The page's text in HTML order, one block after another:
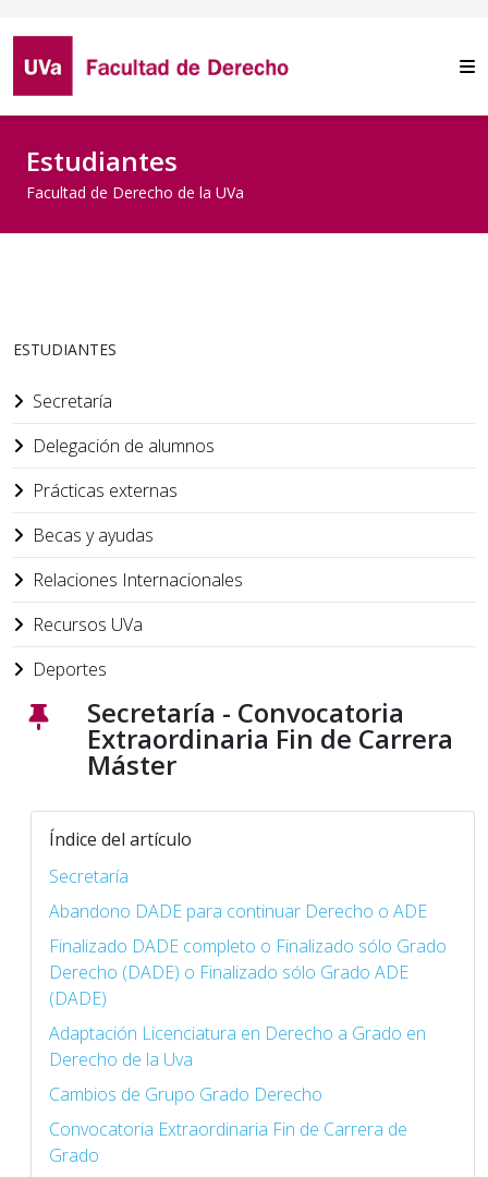
Estudiantes
Facultad de Derecho de la UVa
ESTUDIANTES
Secretaría
Delegación de alumnos
Prácticas externas
Becas y ayudas
Relaciones Internacionales
Recursos UVa
Deportes
Secretaría - Convocatoria
Extraordinaria Fin de Carrera
Máster
Índice del artículo
Secretaría
Abandono DADE para continuar Derecho o ADE
Finalizado DADE completo o Finalizado sólo Grado
Derecho (DADE) o Finalizado sólo Grado ADE
(DADE)
Adaptación Licenciatura en Derecho a Grado en
Derecho de la Uva
Cambios de Grupo Grado Derecho
Convocatoria Extraordinaria Fin de Carrera de
Grado